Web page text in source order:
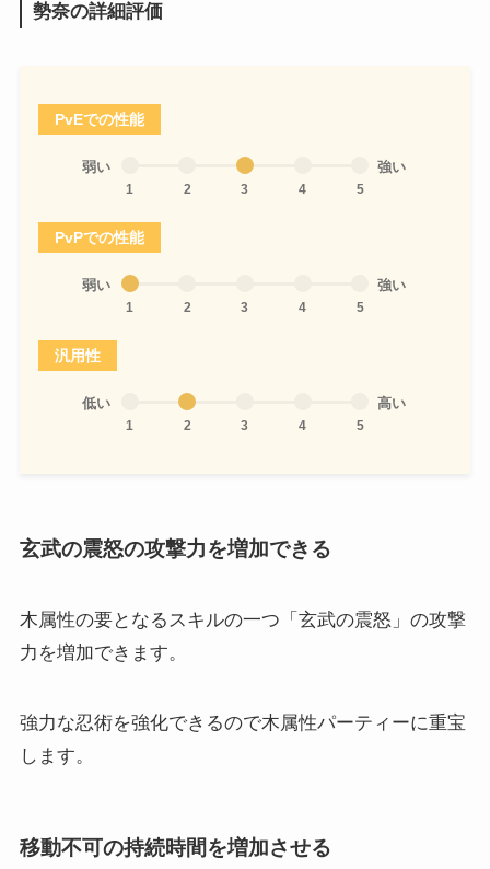
勢奈の詳細評価
PvEでの性能
弱い
1 2 3 4 5
強い
PvPでの性能
弱い
1 2 3 4 5
強い
汎用性
低い
1 2 3 4 5
高い
玄武の震怒の攻撃力を増加できる
木属性の要となるスキルの一つ「玄武の震怒」の攻撃
力を増加できます。
強力な忍術を強化できるので木属性パーティーに重宝
します。
移動不可の持続時間を増加させる